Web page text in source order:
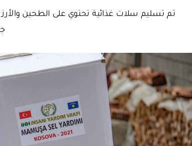
تم تسليم سلات غذائية تحتوي على الطحين